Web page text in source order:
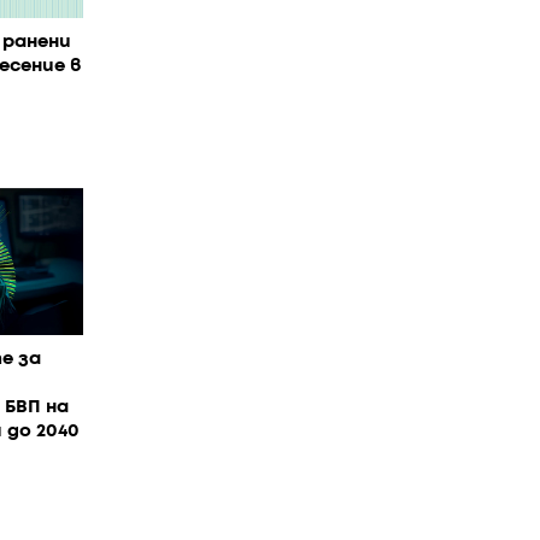
в
за
БВП на
2040